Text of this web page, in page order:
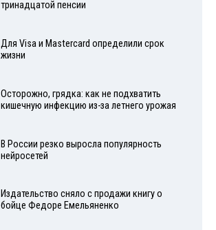
тринадцатой пенсии
Для Visа и Mastercard определили срок
жизни
Осторожно, грядка: как не подхватить
кишечную инфекцию из-за летнего урожая
В России резко выросла популярность
нейросетей
Издательство сняло с продажи книгу о
бойце Федоре Емельяненко